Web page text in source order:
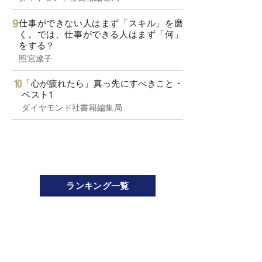
仕事ができない人はまず「スキル」を磨
く。では、仕事ができる人はまず「何」
をする？
照宮遼子
「心が疲れたら」真っ先にすべきこと・
ベスト1
ダイヤモンド社書籍編集局
ランキング一覧